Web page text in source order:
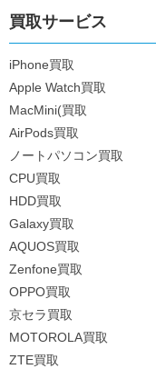
買取サービス
iPhone買取
Apple Watch買取
MacMini(買取
AirPods買取
ノートパソコン買取
CPU買取
HDD買取
Galaxy買取
AQUOS買取
Zenfone買取
OPPO買取
京セラ買取
MOTOROLA買取
ZTE買取